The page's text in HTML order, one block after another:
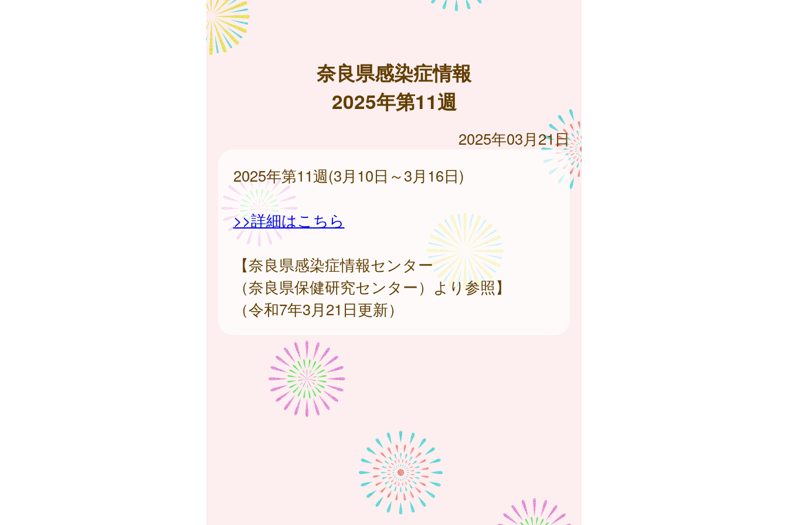
奈良県感染症情報
2025年第11週
2025年03月21日
2025年第11週(3月10日～3月16日)
>>詳細はこちら
【奈良県感染症情報センター
（奈良県保健研究センター）より参照】
（令和7年3月21日更新）